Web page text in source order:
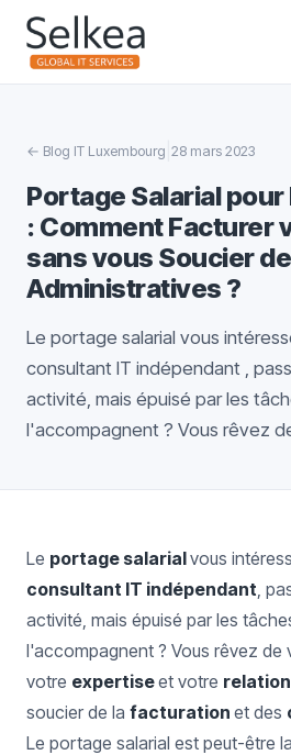
← Blog IT Luxembourg 28 mars 2023
Portage Salarial
: Comment Facturer
sans vous Soucier
Administratives ?
Le portage salarial vous
consultant IT indépendant ,
activité, mais épuisé par les
l'accompagnent ? Vous rêvez
Le portage salarialvous
consultant IT indépendant,
activité, mais épuisé par les
l'accompagnent ? Vous rêvez de
votre expertiseet votre
soucier de la facturation et des
Le portage salarial est peut-être